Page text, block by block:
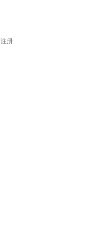
注册